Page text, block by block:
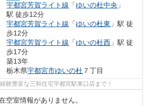
宇都宮芳賀ライト線 「ゆいの杜中央 」
駅 徒歩12分
宇都宮芳賀ライト線 「ゆいの杜東 」駅 徒
歩12分
宇都宮芳賀ライト線 「ゆいの杜西 」駅 徒
歩17分
築13年
栃木県宇都宮市ゆいの杜 ７丁目
験豊富な三和住宅宇都宮駅東口店まで！
空室情報がありません。